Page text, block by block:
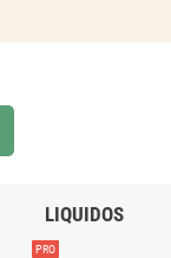
LIQUIDOS
PRO